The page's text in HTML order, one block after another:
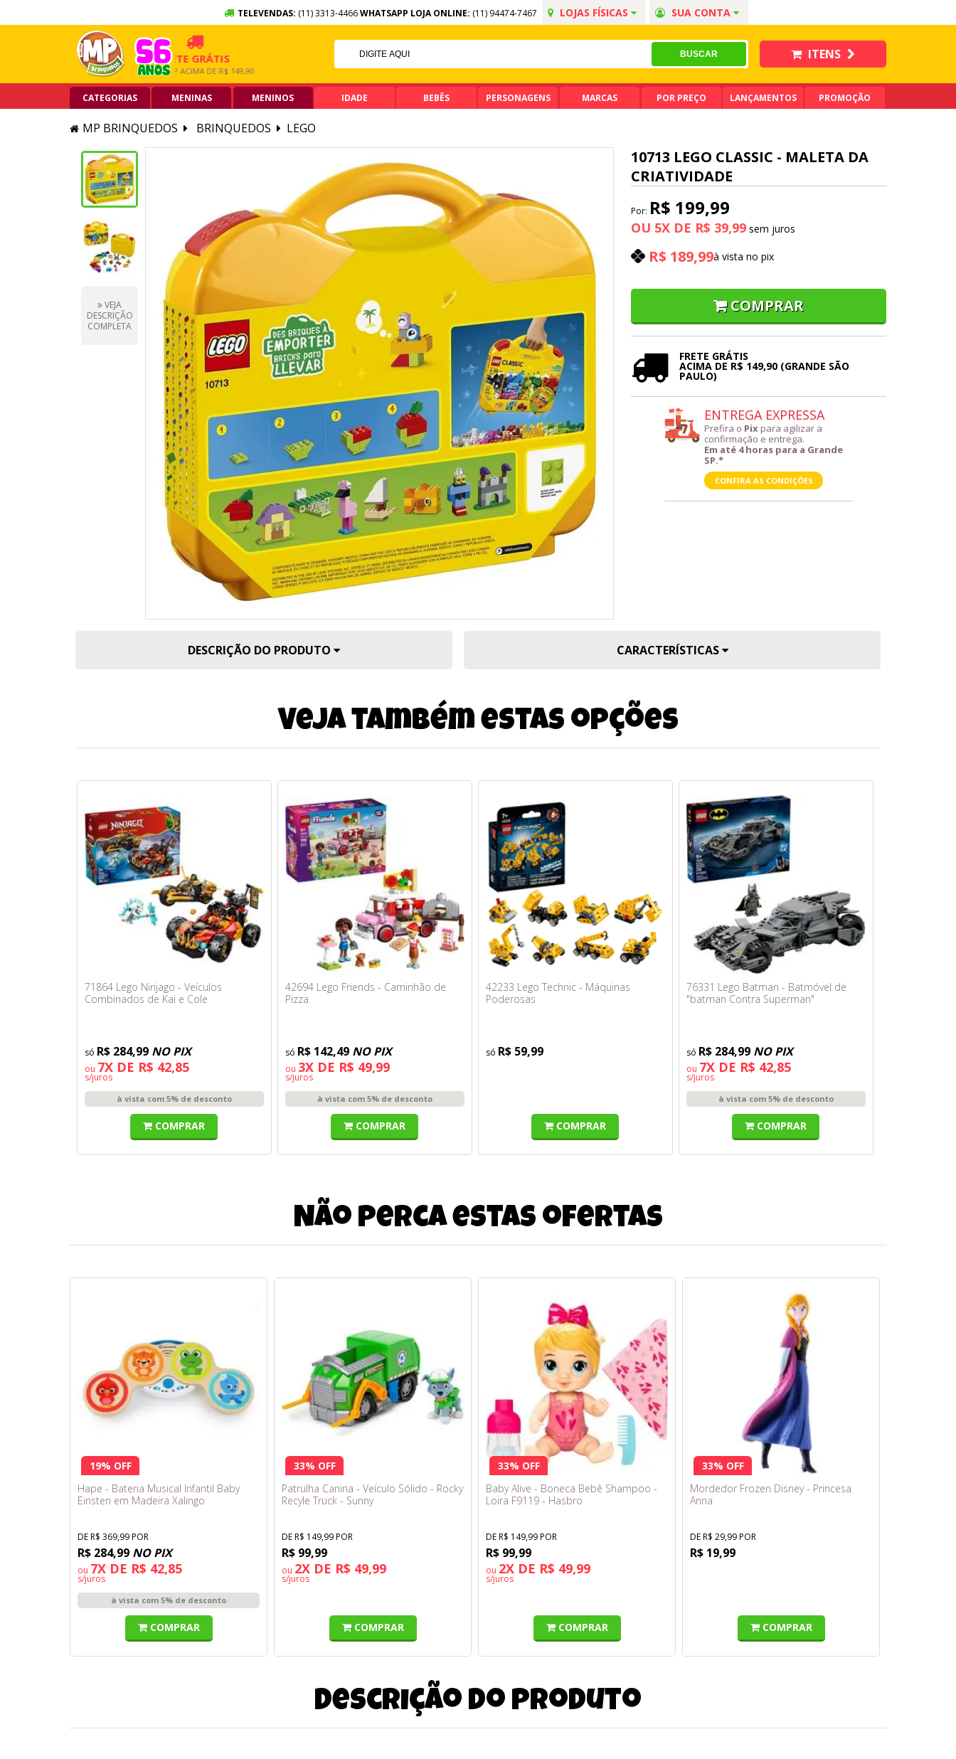
TELEVENDAS: (11) 3313-4466WHATSAPP LOJA ONLINE: (11) 94474-7467 LOJAS FÍSICAS SUA CONTA
FRETE GRÁTIS
GRANDE SP ACIMA DE R$ 149,90
5% OFF NO PIX
PIX ACIMA DE R$ 99,90
ITENS
CATEGORIAS MENINAS MENINOS IDADE BEBÊS PERSONAGENS MARCAS POR PREÇO LANÇAMENTOS PROMOÇÃO
MP BRINQUEDOS BRINQUEDOS LEGO
VEJA
DESCRIÇÃO
COMPLETA
10713 LEGO CLASSIC - MALETA DA
CRIATIVIDADE
Por: R$ 199,99
OU 5X DE R$ 39,99
R$ 189,99à vista no pix
COMPRAR
FRETE GRÁTIS
ACIMA DE R$ 149,90 (GRANDE SÃO
PAULO)
ENTREGA EXPRESSA
Prefira o Pix para agilizar a
confirmação e entrega.
Em até 4 horas para a Grande
SP.*
CONFIRA AS CONDIÇÕES
DESCRIÇÃO DO PRODUTO CARACTERÍSTICAS
Veja também estas opções
71864 Lego Ninjago - Veículos
Combinados de Kai e Cole
R$ 284,99 NO PIX
ou 7X DE R$ 42,85
s/juros
à vista com 5% de desconto
COMPRAR
42694 Lego Friends - Caminhão de
Pizza
R$ 142,49 NO PIX
ou 3X DE R$ 49,99
s/juros
à vista com 5% de desconto
COMPRAR
42233 Lego Technic - Máquinas
Poderosas
R$ 59,99
COMPRAR
76331 Lego Batman - Batmóvel de
"batman Contra Superman"
R$ 284,99 NO PIX
ou 7X DE R$ 42,85
s/juros
à vista com 5% de desconto
COMPRAR
Não perca estas ofertas
19% OFF
Hape - Bateria Musical Infantil Baby
Einsten em Madeira Xalingo
DE R$ 369,99 POR
R$ 284,99 NO PIX
ou 7X DE R$ 42,85
s/juros
à vista com 5% de desconto
COMPRAR
33% OFF
Patrulha Canina - Veículo Sólido - Rocky
Recyle Truck - Sunny
DE R$ 149,99 POR
R$ 99,99
ou 2X DE R$ 49,99
s/juros
COMPRAR
33% OFF
Baby Alive - Boneca Bebê Shampoo -
Loira F9119 - Hasbro
DE R$ 149,99 POR
R$ 99,99
ou 2X DE R$ 49,99
s/juros
COMPRAR
33% OFF
Mordedor Frozen Disney - Princesa
Anna
DE R$ 29,99 POR
R$ 19,99
COMPRAR
Descrição do produto